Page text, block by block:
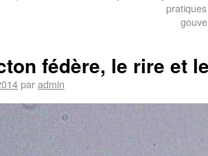
fédère, le rire et
paradmin